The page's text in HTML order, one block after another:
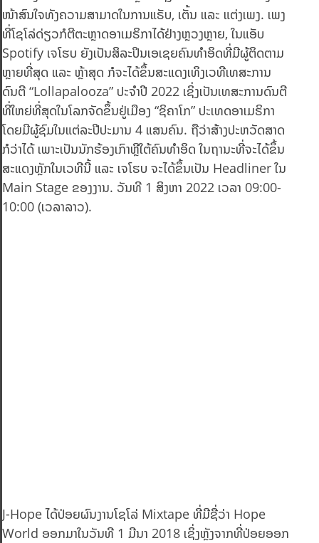
ໜ້າສົນໃຈທັງຄວາມສາມາດໃນການແຣັບ, ເຕັ້ນ ແລະ ແຕ່ງເພງ. ເພງ
ທີ່ໂຊໂລ່ດ່ຽວກໍຕີຕະຫຼາດອາເມຣິກາໄດ້ຢ່າງຫຼວງຫຼາຍ, ໃນແອັບ
Spotify ເຈໂຮບ ຍັງເປັນສິລະປິນເອເຊຍຄົນທຳອິດທີ່ມີຜູ້ຕິດຕາມ
ຫຼາຍທີ່ສຸດ ແລະ ຫຼ້າສຸດ ກໍຈະໄດ້ຂຶ້ນສະແດງເທິງເວທີເທສະການ
ດົນຕີ “Lollapalooza” ປະຈໍາປີ 2022 ເຊິ່ງເປັນເທສະການດົນຕີ
ທີ່ໃຫຍ່ທີ່ສຸດໃນໂລກຈັດຂຶ້ນຢູ່ເມືອງ “ຊິຄາໂກ” ປະເທດອາເມຣິກາ
ໂດຍມີຜູ້ຊົມໃນແຕ່ລະປີປະມານ 4 ແສນຄົນ. ຖືວ່າສ້າງປະຫວັດສາດ
ກໍວ່າໄດ້ ເພາະເປັນນັກຮ້ອງເກົາຫຼີໃຕ້ຄົນທໍາອິດ ໃນຖານະທີ່ຈະໄດ້ຂຶ້ນ
ສະແດງຫຼັກໃນເວທີນີ້ ແລະ ເຈໂຮບ ຈະໄດ້ຂຶ້ນເປັນ Headliner ໃນ
Main Stage ຂອງງານ. ວັນທີ 1 ສິງຫາ 2022 ເວລາ 09:00-
10:00 (ເວລາລາວ).
J-Hope ໄດ້ປ່ອຍຜົນງານໂຊໂລ່ Mixtape ທີ່ມີຊື່ວ່າ Hope
World ອອກມາໃນວັນທີ 1 ມີນາ 2018 ເຊິ່ງຫຼັງຈາກທີ່ປ່ອຍອອກ